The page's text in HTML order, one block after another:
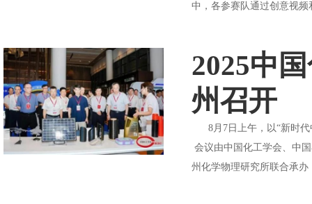
中，各参赛队通过创意视
2025中
州召开
8月7日上午，以“新时代
会议由中国化工学会、中
州化学物理研究所联合承